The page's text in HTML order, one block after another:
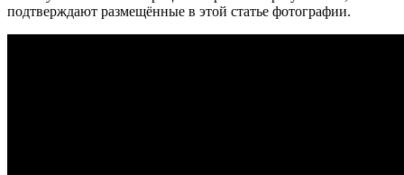
подтверждают размещённые в этой статье фотографии.